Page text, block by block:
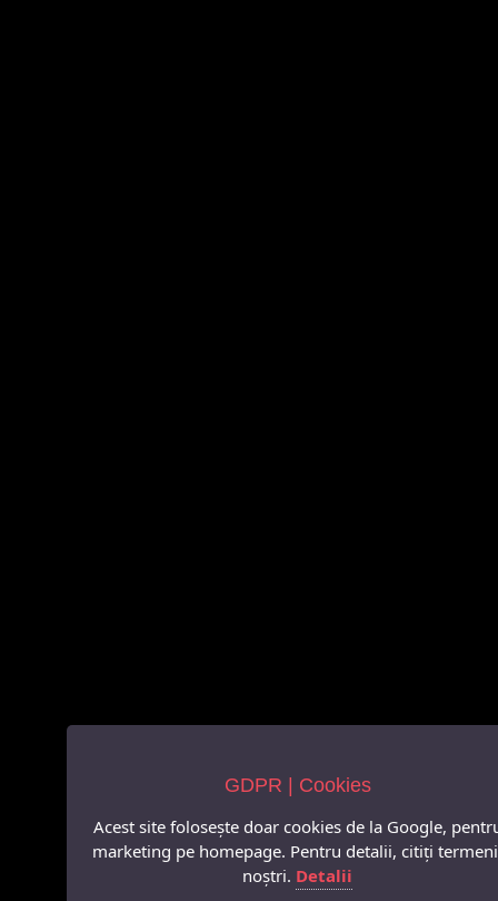
GDPR | Cookies
Acest site folosește doar cookies de la Google,
marketing pe homepage. Pentru detalii, citiți
noștri. Detalii